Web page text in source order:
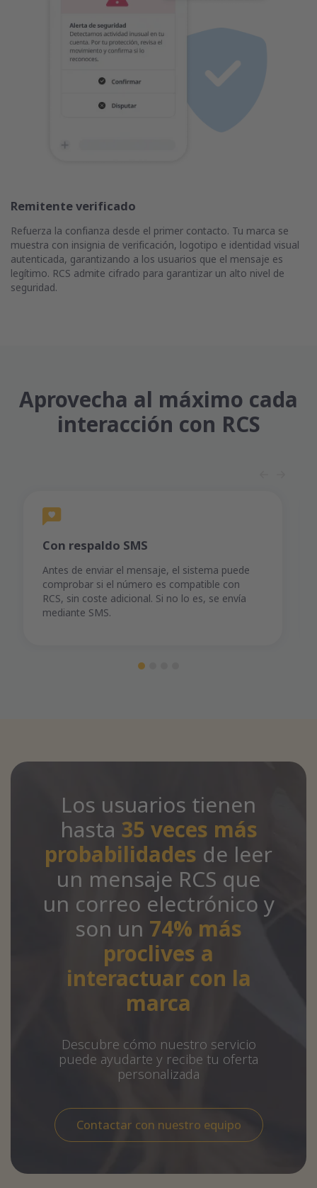
Remitente verificado
Refuerza la confianza desde el primer contacto. Tu marca se
muestra con insignia de verificación, logotipo e identidad visual
autenticada, garantizando a los usuarios que el mensaje es
legítimo. RCS admite cifrado para garantizar un alto nivel de
seguridad.
Aprovecha al máximo cada
interacción con RCS
Con respaldo SMS
Antes de enviar el mensaje, el sistema puede
comprobar si el número es compatible con
RCS, sin coste adicional. Si no lo es, se envía
mediante SMS.
Los usuarios tienen
hasta 35 veces más
probabilidades de leer
un mensaje RCS que
un correo electrónico y
son un 74% más
proclives a
interactuar con la
marca
Descubre cómo nuestro servicio
puede ayudarte y recibe tu oferta
personalizada
Contactar con nuestro equipo